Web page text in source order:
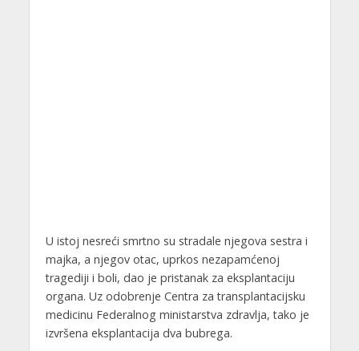
U istoj nesreći smrtno su stradale njegova sestra i
majka, a njegov otac, uprkos nezapamćenoj
tragediji i boli, dao je pristanak za eksplantaciju
organa. Uz odobrenje Centra za transplantacijsku
medicinu Federalnog ministarstva zdravlja, tako je
izvršena eksplantacija dva bubrega.